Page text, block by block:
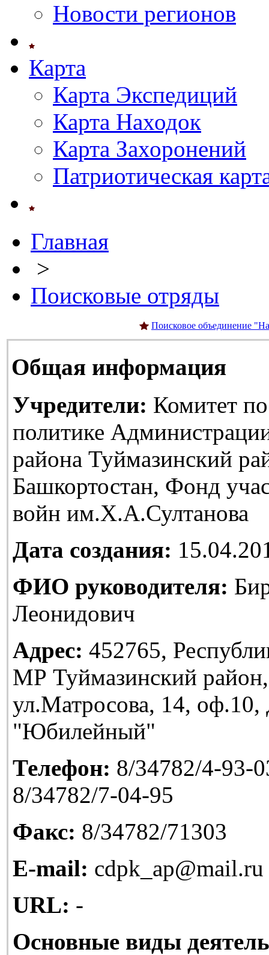
Новости регионов
Карта
Карта Экспедиций
Карта Находок
Карта Захоронений
Патриотическая
Главная
>
Поисковые отряды
Поисковое объединение
Общая информация
Учредители: Комитет
политике
района Туймазинский
Башкортостан, Фонд
войн им.Х.А.Султанова
Дата создания:
ФИО руководителя:
Леонидович
Адрес: 452765,
МР Туймазинский
ул.Матросова, 14,
"Юбилейный"
Телефон: 8/34782/4-93-
8/34782/7-04-95
Факс: 8/34782/71303
E-mail: cdpk_ap@mail.ru
URL: -
Основные виды